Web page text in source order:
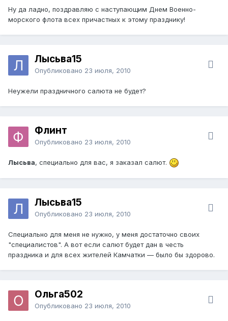
Ну да ладно, поздравляю с наступающим Днем Военно-
морского флота всех причастных к этому празднику!
Лысьва15
Опубликовано 23 июля, 2010
Неужели праздничного салюта не будет?
Флинт
Опубликовано 23 июля, 2010
Лысьва, специально для вас, я заказал салют.
Лысьва15
Опубликовано 23 июля, 2010
Специально для меня не нужно, у меня достаточно своих
"специалистов". А вот если салют будет дан в честь
праздника и для всех жителей Камчатки — было бы здорово.
Ольга502
Опубликовано 23 июля, 2010